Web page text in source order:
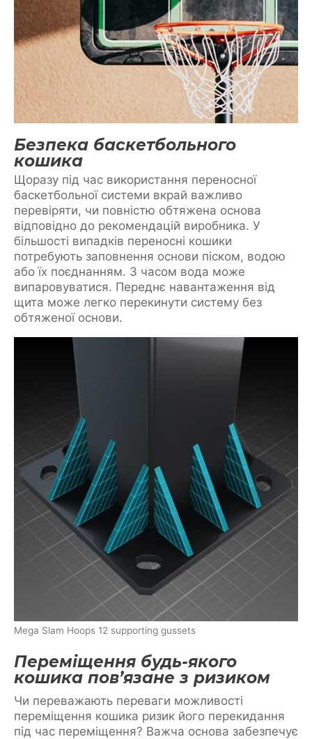
Безпека баскетбольного
кошика
Щоразу під час використання переносної
баскетбольної системи вкрай важливо
перевіряти, чи повністю обтяжена основа
відповідно до рекомендацій виробника. У
більшості випадків переносні кошики
потребують заповнення основи піском, водою
або їх поєднанням. З часом вода може
випаровуватися. Переднє навантаження від
щита може легко перекинути систему без
обтяженої основи.
Mega Slam Hoops 12 supporting gussets
Переміщення будь-якого
кошика пов’язане з ризиком
Чи переважають переваги можливості
переміщення кошика ризик його перекидання
під час переміщення? Важча основа забезпечує